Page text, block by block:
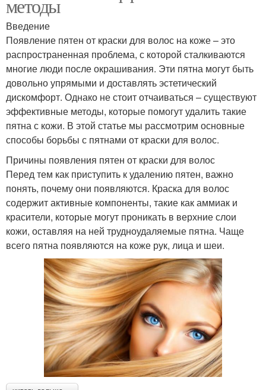
методы
Введение
Появление пятен от краски для волос на коже – это
распространенная проблема, с которой сталкиваются
многие люди после окрашивания. Эти пятна могут быть
довольно упрямыми и доставлять эстетический
дискомфорт. Однако не стоит отчаиваться – существуют
эффективные методы, которые помогут удалить такие
пятна с кожи. В этой статье мы рассмотрим основные
способы борьбы с пятнами от краски для волос.
Причины появления пятен от краски для волос
Перед тем как приступить к удалению пятен, важно
понять, почему они появляются. Краска для волос
содержит активные компоненты, такие как аммиак и
красители, которые могут проникать в верхние слои
кожи, оставляя на ней трудноудаляемые пятна. Чаще
всего пятна появляются на коже рук, лица и шеи.